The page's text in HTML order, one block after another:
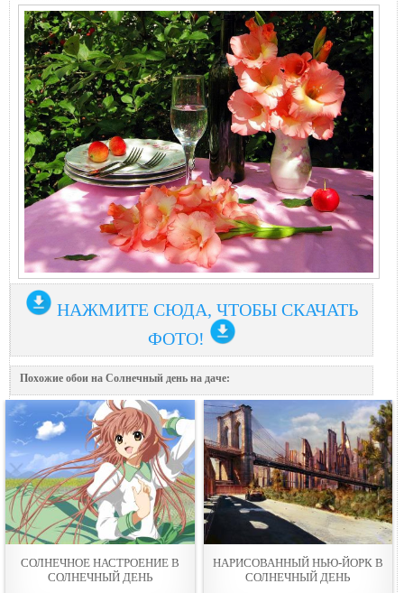
НАЖМИТЕ СЮДА, ЧТОБЫ СКАЧАТЬ
ФОТО!
Похожие обои на Солнечный день на даче:
СОЛНЕЧНОЕ НАСТРОЕНИЕ В
СОЛНЕЧНЫЙ ДЕНЬ
НАРИСОВАННЫЙ НЬЮ-ЙОРК В
СОЛНЕЧНЫЙ ДЕНЬ